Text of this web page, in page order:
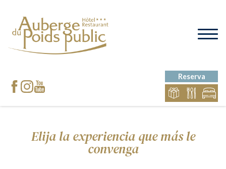
Reserva
Elija la experiencia que más le
convenga